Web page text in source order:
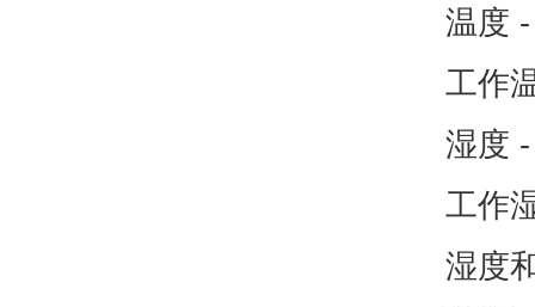
温度 -
工作
湿度 -
工作
湿度